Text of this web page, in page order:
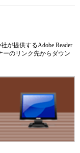
が提供するAdobe Reader
ーのリンク先からダウン